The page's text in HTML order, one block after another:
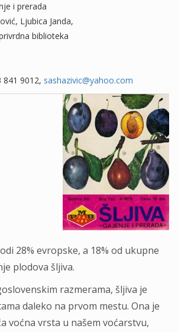
i prerada
Ljubica Janda,
biblioteka
841 9012, sashazivic@yahoo.com
28% evropske, a 18% od ukupne
plodova šljiva.
razmerama, šljiva je
daleko na prvom mestu. Ona je
voćna vrsta u našem voćarstvu,